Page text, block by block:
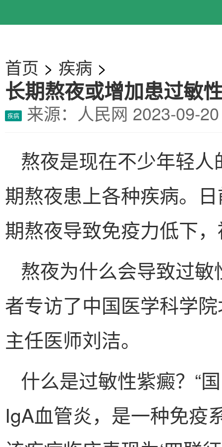
首页 > 疾病 >
长期熬夜或增加患过敏
疾病 来源：人民网 2023-09-
熬夜是现在不少年轻
期熬夜患上各种疾病。
期熬夜导致免疫力低下
熬夜为什么会导致过
者专访了中国医学科学
主任医师刘洁。
什么是过敏性紫癜？“
IgA血管炎，是一种免疫